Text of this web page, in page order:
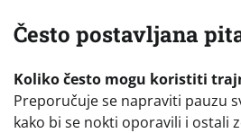
Često postavljana
Koliko često mogu koristiti
Preporučuje se napraviti pauzu
kako bi se nokti oporavili i ostali